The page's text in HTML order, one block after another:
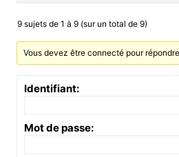
9 sujets de 1 à 9 (sur un total de 9)
Vous devez être connecté pour
Identifiant:
Mot de passe: